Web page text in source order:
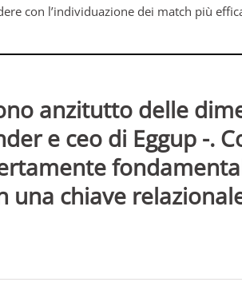
con l’individuazione dei match più
anzitutto delle
e ceo di Eggup -.
chiave